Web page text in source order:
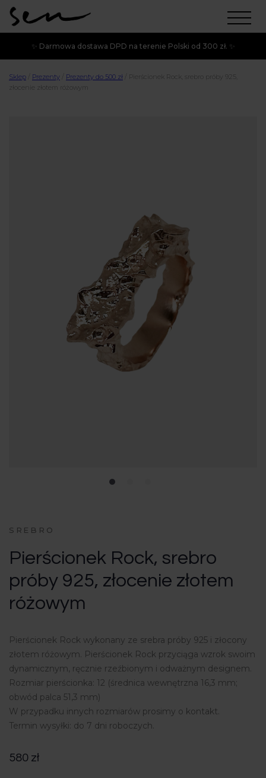
✨ Darmowa dostawa DPD na terenie Polski od 300 zł. ✨
Sklep Prezenty Prezenty do 500 zł
Pierścionek Rock, srebro próby 925,
złocenie złotem różowym
SREBRO
Pierścionek Rock, srebro
próby 925, złocenie złotem
różowym
Pierścionek Rock wykonany ze srebra próby 925 i złocony
złotem różowym. Pierścionek Rock przyciąga wzrok swoim
dynamicznym, ręcznie rzeźbionym i odważnym designem.
Rozmiar pierścionka: 12 (średnica wewnętrzna 16,3 mm;
obwód palca 51,3 mm)
W przypadku innych rozmiarów prosimy o kontakt.
Termin wysyłki: do 7 dni roboczych.
580 zł